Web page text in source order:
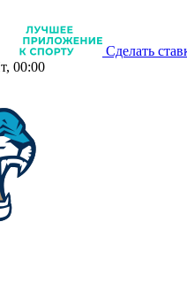
Сделать
00:00